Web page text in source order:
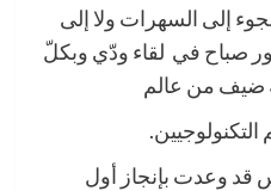
إلى السهرات ولا إلى
صباح في لقاء ودّي وبكلّ
ضيف من عالم
وعدت بإنجاز أول